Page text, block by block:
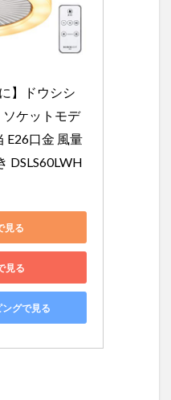
】ドウシシ
ソケットモデ
E26口金 風量
DSLS60LWH
見る
見る
グで見る